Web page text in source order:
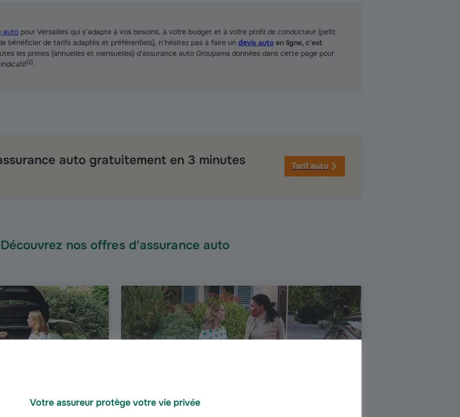
Votre assureur protège votre vie privée
auto pour Versailles qui s’adapte à vos besoins, à votre budget et à votre profil de conducteur (petit
bénéficier de tarifs adaptés et préférentiels), n’hésitez pas à faire un devis auto en ligne, c’est
les primes (annuelles et mensuelles) d'assurance auto Groupama données dans cette page pour
(2).
auto gratuitement en 3 minutes Tarif auto
Découvrez nos offres d'assurance auto